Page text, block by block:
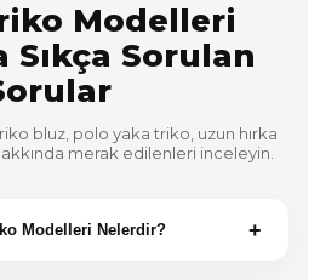
Modelleri
Sıkça Sorulan
bluz, polo yaka triko, uzun hırka
merak edilenleri inceleyin.
Modelleri Nelerdir? +